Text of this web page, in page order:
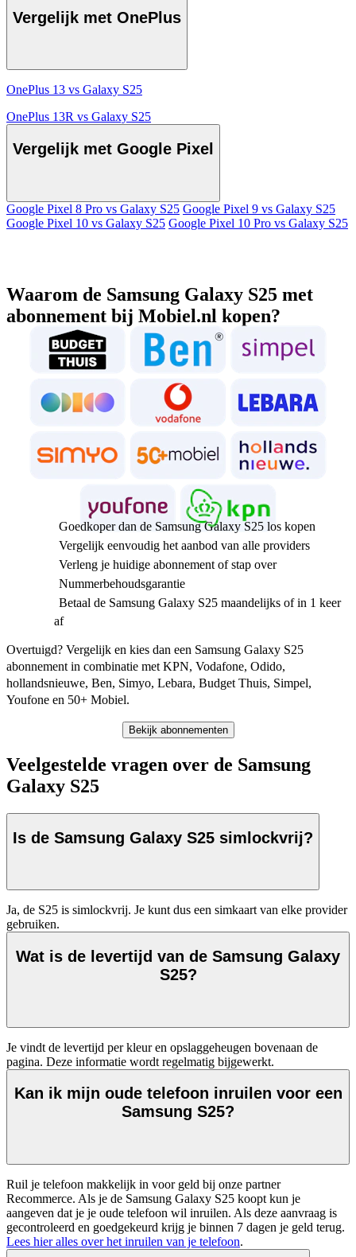
Vergelijk met OnePlus
OnePlus 13 vs Galaxy S25
OnePlus 13R vs Galaxy S25
Vergelijk met Google Pixel
Google Pixel 8 Pro vs Galaxy S25 Google Pixel 9 vs Galaxy S25
Google Pixel 10 vs Galaxy S25 Google Pixel 10 Pro vs Galaxy S25
Waarom de Samsung Galaxy S25 met
abonnement bij Mobiel.nl kopen?
Goedkoper dan de Samsung Galaxy S25 los kopen
Vergelijk eenvoudig het aanbod van alle providers
Verleng je huidige abonnement of stap over
Nummerbehoudsgarantie
Betaal de Samsung Galaxy S25 maandelijks of in 1 keer
af
Overtuigd? Vergelijk en kies dan een Samsung Galaxy S25
abonnement in combinatie met KPN, Vodafone, Odido,
hollandsnieuwe, Ben, Simyo, Lebara, Budget Thuis, Simpel,
Youfone en 50+ Mobiel.
Bekijk abonnementen
Veelgestelde vragen over de Samsung
Galaxy S25
Is de Samsung Galaxy S25 simlockvrij?
Ja, de S25 is simlockvrij. Je kunt dus een simkaart van elke provider
gebruiken.
Wat is de levertijd van de Samsung Galaxy
S25?
Je vindt de levertijd per kleur en opslaggeheugen bovenaan de
pagina. Deze informatie wordt regelmatig bijgewerkt.
Kan ik mijn oude telefoon inruilen voor een
Samsung S25?
Ruil je telefoon makkelijk in voor geld bij onze partner
Recommerce. Als je de Samsung Galaxy S25 koopt kun je
aangeven dat je je oude telefoon wil inruilen. Als deze aanvraag is
Lees hier alles over het inruilen van je telefoon.